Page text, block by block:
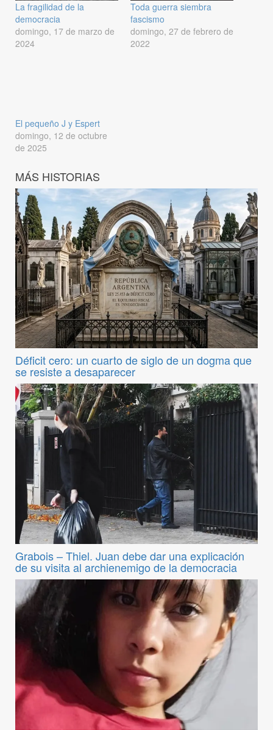
La fragilidad de la
democracia
domingo, 17 de marzo de
2024
Toda guerra siembra
fascismo
domingo, 27 de febrero de
2022
El pequeño J y Espert
domingo, 12 de octubre
de 2025
MÁS HISTORIAS
Déficit cero: un cuarto de siglo de un dogma que
se resiste a desaparecer
Grabois – Thiel. Juan debe dar una explicación
de su visita al archienemigo de la democracia